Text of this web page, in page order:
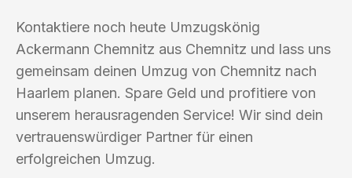
Kontaktiere noch heute Umzugskönig
Ackermann Chemnitz aus Chemnitz und lass uns
gemeinsam deinen Umzug von Chemnitz nach
Haarlem planen. Spare Geld und profitiere von
unserem herausragenden Service! Wir sind dein
vertrauenswürdiger Partner für einen
erfolgreichen Umzug.